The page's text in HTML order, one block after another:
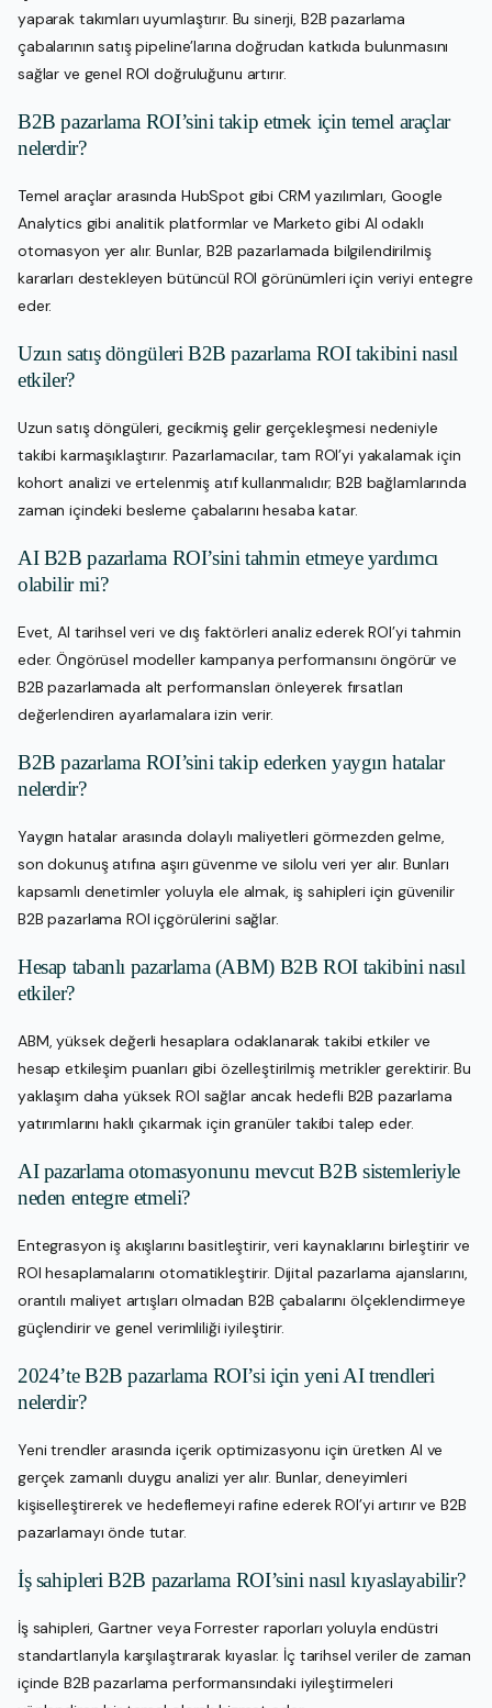
yaparak takımları uyumlaştırır. Bu sinerji, B2B pazarlama
çabalarının satış pipeline’larına doğrudan katkıda bulunmasını
sağlar ve genel ROI doğruluğunu artırır.
B2B pazarlama ROI’sini takip etmek için temel araçlar
nelerdir?
Temel araçlar arasında HubSpot gibi CRM yazılımları, Google
Analytics gibi analitik platformlar ve Marketo gibi AI odaklı
otomasyon yer alır. Bunlar, B2B pazarlamada bilgilendirilmiş
kararları destekleyen bütüncül ROI görünümleri için veriyi entegre
eder.
Uzun satış döngüleri B2B pazarlama ROI takibini nasıl
etkiler?
Uzun satış döngüleri, gecikmiş gelir gerçekleşmesi nedeniyle
takibi karmaşıklaştırır. Pazarlamacılar, tam ROI’yi yakalamak için
kohort analizi ve ertelenmiş atıf kullanmalıdır; B2B bağlamlarında
zaman içindeki besleme çabalarını hesaba katar.
AI B2B pazarlama ROI’sini tahmin etmeye yardımcı
olabilir mi?
Evet, AI tarihsel veri ve dış faktörleri analiz ederek ROI’yi tahmin
eder. Öngörüsel modeller kampanya performansını öngörür ve
B2B pazarlamada alt performansları önleyerek fırsatları
değerlendiren ayarlamalara izin verir.
B2B pazarlama ROI’sini takip ederken yaygın hatalar
nelerdir?
Yaygın hatalar arasında dolaylı maliyetleri görmezden gelme,
son dokunuş atıfına aşırı güvenme ve silolu veri yer alır. Bunları
kapsamlı denetimler yoluyla ele almak, iş sahipleri için güvenilir
B2B pazarlama ROI içgörülerini sağlar.
Hesap tabanlı pazarlama (ABM) B2B ROI takibini nasıl
etkiler?
ABM, yüksek değerli hesaplara odaklanarak takibi etkiler ve
hesap etkileşim puanları gibi özelleştirilmiş metrikler gerektirir. Bu
yaklaşım daha yüksek ROI sağlar ancak hedefli B2B pazarlama
yatırımlarını haklı çıkarmak için granüler takibi talep eder.
AI pazarlama otomasyonunu mevcut B2B sistemleriyle
neden entegre etmeli?
Entegrasyon iş akışlarını basitleştirir, veri kaynaklarını birleştirir ve
ROI hesaplamalarını otomatikleştirir. Dijital pazarlama ajanslarını,
orantılı maliyet artışları olmadan B2B çabalarını ölçeklendirmeye
güçlendirir ve genel verimliliği iyileştirir.
2024’te B2B pazarlama ROI’si için yeni AI trendleri
nelerdir?
Yeni trendler arasında içerik optimizasyonu için üretken AI ve
gerçek zamanlı duygu analizi yer alır. Bunlar, deneyimleri
kişiselleştirerek ve hedeflemeyi rafine ederek ROI’yi artırır ve B2B
pazarlamayı önde tutar.
İş sahipleri B2B pazarlama ROI’sini nasıl kıyaslayabilir?
İş sahipleri, Gartner veya Forrester raporları yoluyla endüstri
standartlarıyla karşılaştırarak kıyaslar. İç tarihsel veriler de zaman
içinde B2B pazarlama performansındaki iyileştirmeleri